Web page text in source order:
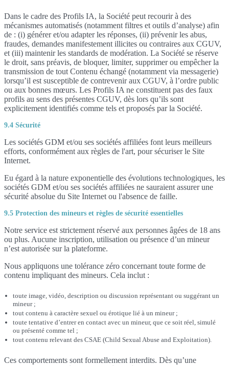
Dans le cadre des Profils IA, la Société peut recourir à des
mécanismes automatisés (notamment filtres et outils d’analyse) afin
de : (i) générer et/ou adapter les réponses, (ii) prévenir les abus,
fraudes, demandes manifestement illicites ou contraires aux CGUV,
et (iii) maintenir les standards de modération. La Société se réserve
le droit, sans préavis, de bloquer, limiter, supprimer ou empêcher la
transmission de tout Contenu échangé (notamment via messagerie)
lorsqu’il est susceptible de contrevenir aux CGUV, à l’ordre public
ou aux bonnes mœurs. Les Profils IA ne constituent pas des faux
profils au sens des présentes CGUV, dès lors qu’ils sont
explicitement identifiés comme tels et proposés par la Société.
9.4 Sécurité
Les sociétés GDM et/ou ses sociétés affiliées font leurs meilleurs
efforts, conformément aux règles de l'art, pour sécuriser le Site
Internet.
Eu égard à la nature exponentielle des évolutions technologiques, les
sociétés GDM et/ou ses sociétés affiliées ne sauraient assurer une
sécurité absolue du Site Internet ou l'absence de faille.
9.5 Protection des mineurs et règles de sécurité essentielles
Notre service est strictement réservé aux personnes âgées de 18 ans
ou plus. Aucune inscription, utilisation ou présence d’un mineur
n’est autorisée sur la plateforme.
Nous appliquons une tolérance zéro concernant toute forme de
contenu impliquant des mineurs. Cela inclut :
toute image, vidéo, description ou discussion représentant ou suggérant un
mineur ;
tout contenu à caractère sexuel ou érotique lié à un mineur ;
toute tentative d’entrer en contact avec un mineur, que ce soit réel, simulé
ou présenté comme tel ;
tout contenu relevant des CSAE (Child Sexual Abuse and Exploitation).
Ces comportements sont formellement interdits. Dès qu’une